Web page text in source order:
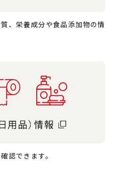
、栄養成分や食品添加物の情
認できます。